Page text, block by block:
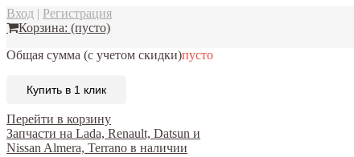
Вход | Регистрация
Корзина: (пусто)
Общая сумма (с учетом скидки)пусто
Купить в 1 клик
Перейти в корзину
Запчасти на Lada, Renault, Datsun и
Nissan Almera, Terrano в наличии